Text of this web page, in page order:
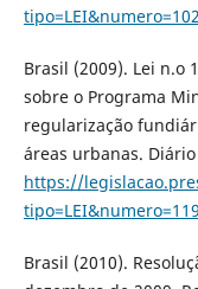
Brasil (2009). Lei n.o
sobre o Programa
regularização
áreas urbanas.
https://
Brasil (2010).